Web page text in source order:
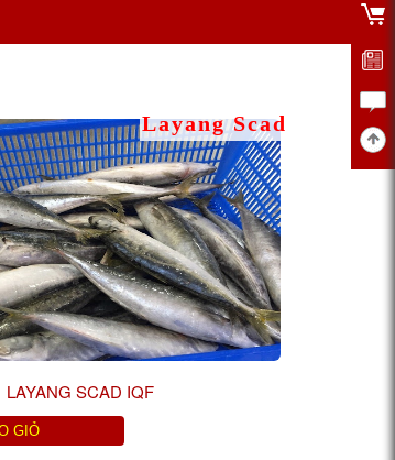
LAYANG SCAD IQF
Layang Scad
GIỎ